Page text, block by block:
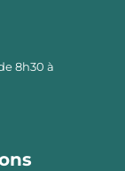
8h30 à